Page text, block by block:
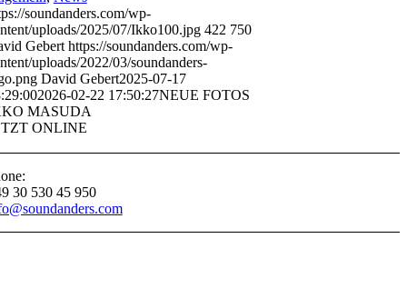
soundanders.com/wp-
uploads/2025/07/Ikko100.jpg 422 750
Gebert https://soundanders.com/wp-
uploads/2022/03/soundanders-
David Gebert2025-07-17
2026-02-22 17:50:27NEUE FOTOS
MASUDA
ONLINE
30 530 45 950